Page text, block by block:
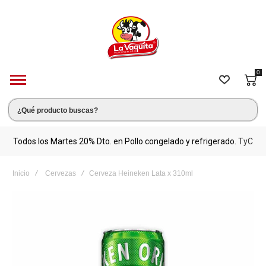
0
Todos los Martes 20% Dto. en Pollo congelado y refrigerado. TyC
Inicio Cervezas Cerveza Heineken Lata x 310ml